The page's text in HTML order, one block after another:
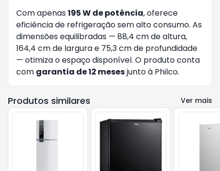
Com apenas195 W de potência, oferece
eficiência de refrigeração sem alto consumo. As
dimensões equilibradas — 88,4 cm de altura,
164,4 cm de largura e 75,3 cm de profundidade
— otimiza o espaço disponível. O produto conta
com garantia de 12 mesesjunto à Philco.
Produtos similares Ver mais